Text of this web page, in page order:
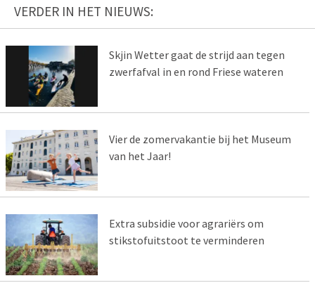
VERDER IN HET NIEUWS:
Skjin Wetter gaat de strijd aan tegen
zwerfafval in en rond Friese wateren
Vier de zomervakantie bij het Museum
van het Jaar!
Extra subsidie voor agrariërs om
stikstofuitstoot te verminderen